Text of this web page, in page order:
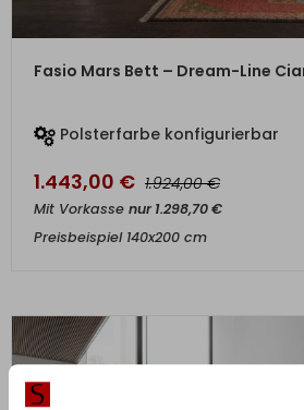
ZUM PRODUKT
Fasio Mars Bett – Dream-Line
Polsterfarbe konfigurierbar
1.443,00 € 1.924,00€
Mit Vorkasse nur1.298,70€
Preisbeispiel 140x200 cm